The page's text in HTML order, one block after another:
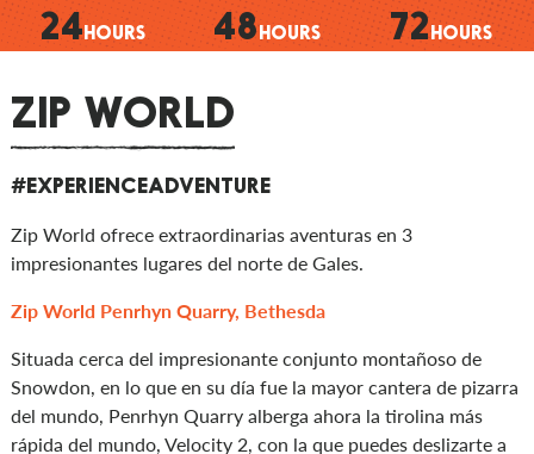
24HOURS 48HOURS 72HOURS
ZIP WORLD
#EXPERIENCEADVENTURE
Zip World ofrece extraordinarias aventuras en 3
impresionantes lugares del norte de Gales.
Zip World Penrhyn Quarry, Bethesda
Situada cerca del impresionante conjunto montañoso de
Snowdon, en lo que en su día fue la mayor cantera de pizarra
del mundo, Penrhyn Quarry alberga ahora la tirolina más
rápida del mundo, Velocity 2, con la que puedes deslizarte a